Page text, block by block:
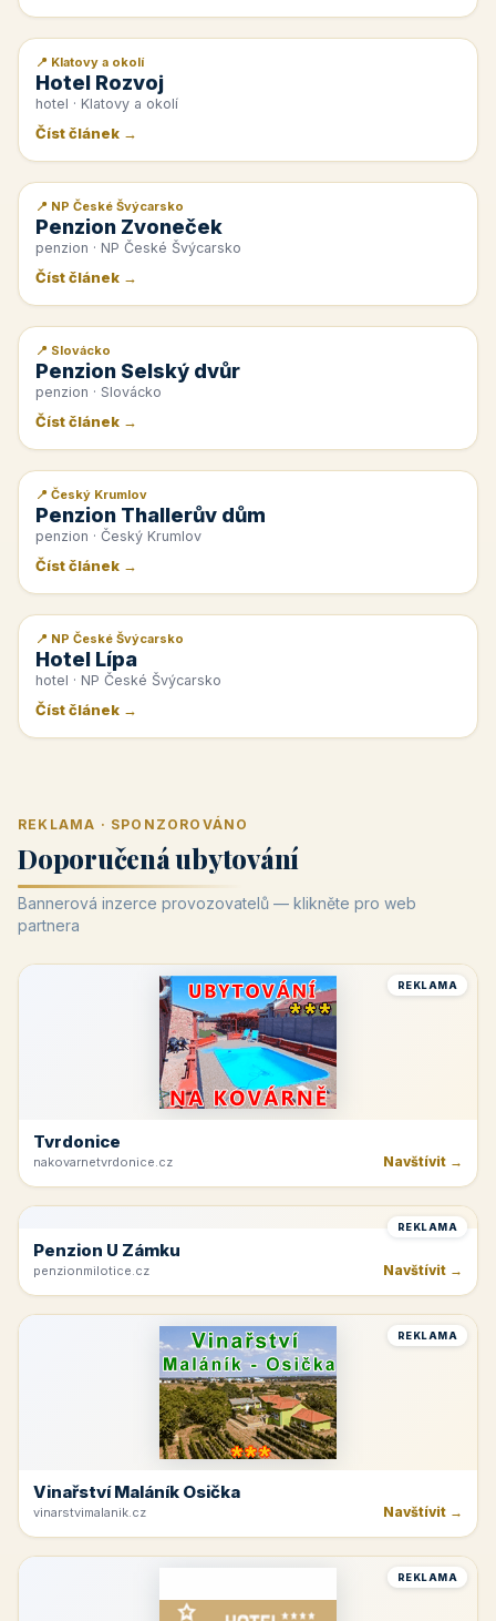
📰 PR článek
📍 Klatovy a okolí
Hotel Rozvoj
hotel · Klatovy a okolí
Číst článek →
📰 PR článek
📍 NP České Švýcarsko
Penzion Zvoneček
penzion · NP České Švýcarsko
Číst článek →
📰 PR článek
📍 Slovácko
Penzion Selský dvůr
penzion · Slovácko
Číst článek →
📰 PR článek
📍 Český Krumlov
Penzion Thallerův dům
penzion · Český Krumlov
Číst článek →
📰 PR článek
📍 NP České Švýcarsko
Hotel Lípa
hotel · NP České Švýcarsko
Číst článek →
REKLAMA · SPONZOROVÁNO
Doporučená ubytování
Bannerová inzerce provozovatelů — klikněte pro web
partnera
REKLAMA
Tvrdonice
nakovarnetvrdonice.cz Navštívit →
REKLAMA
Penzion U Zámku